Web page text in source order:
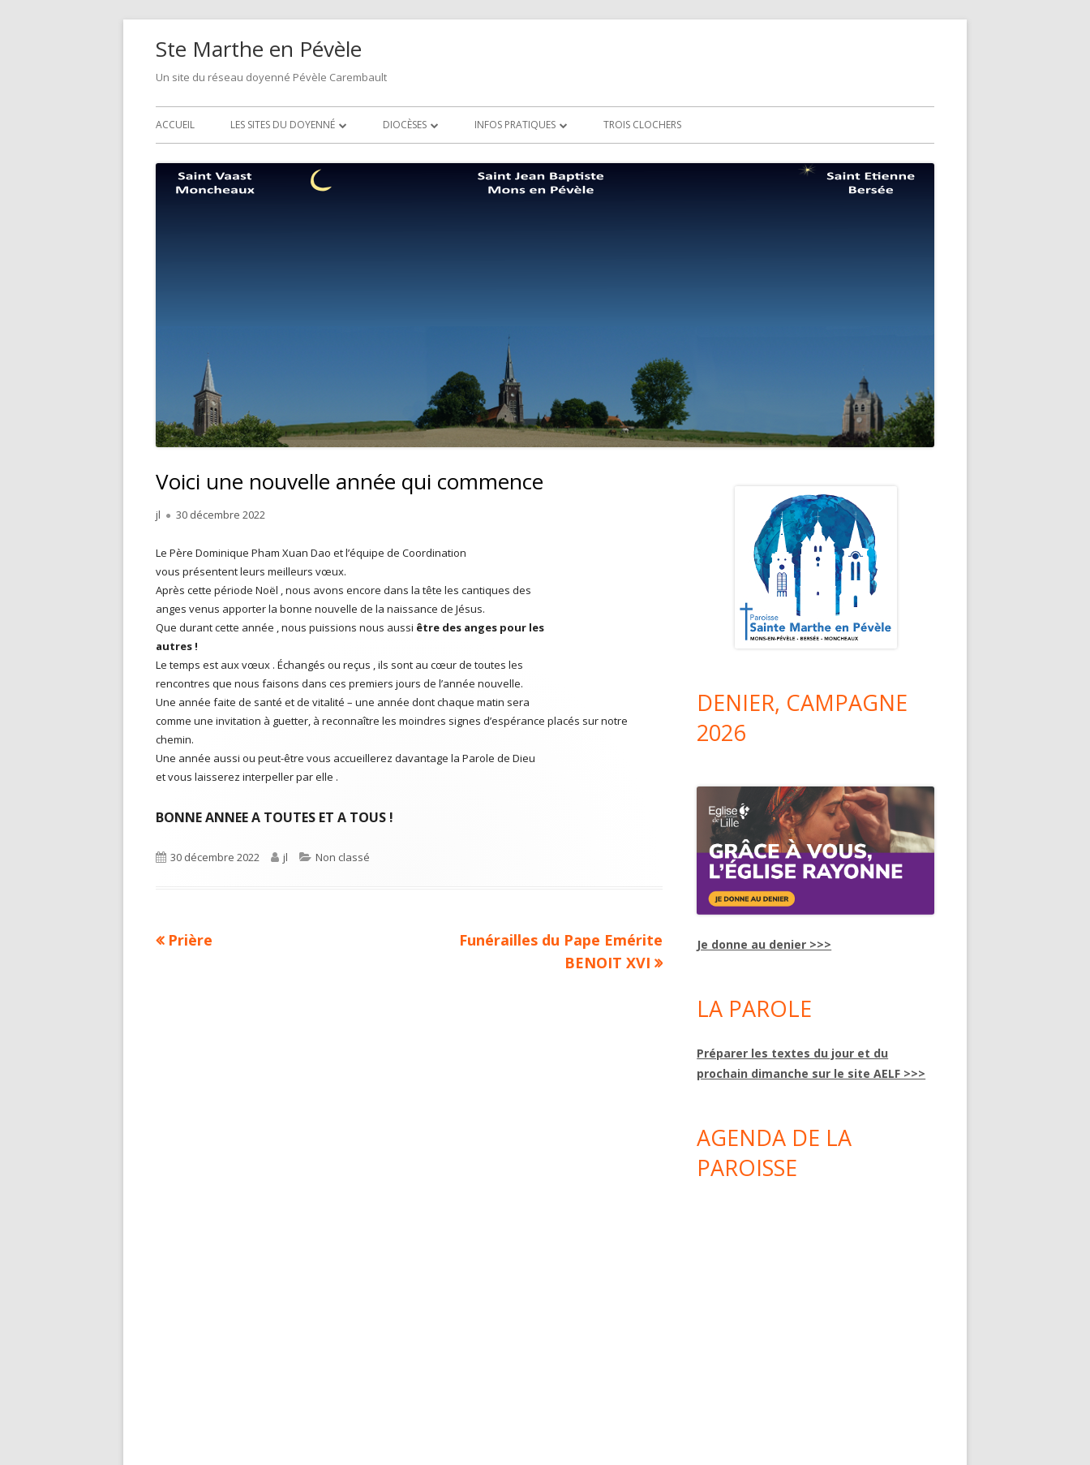
Ste Marthe en Pévèle
Un site du réseau doyenné Pévèle Carembault
Menu
principal
ACCUEIL LES SITES DU DOYENNÉ
SAINTS APÔTRES
DIOCÈSES
ARRAS
INFOS PRATIQUES
SAINTE MARTHE
TROIS CLOCHERS
Voici une nouvelle année qui commence
Auteur
jl
Publié
30 décembre 2022
Le Père Dominique Pham Xuan Dao et l’équipe de Coordination
vous présentent leurs meilleurs vœux.
Après cette période Noël , nous avons encore dans la tête les cantiques des
anges venus apporter la bonne nouvelle de la naissance de Jésus.
Que durant cette année , nous puissions nous aussi être des anges pour les
autres !
Le temps est aux vœux . Échangés ou reçus , ils sont au cœur de toutes les
rencontres que nous faisons dans ces premiers jours de l’année nouvelle.
Une année faite de santé et de vitalité – une année dont chaque matin sera
comme une invitation à guetter, à reconnaître les moindres signes d’espérance placés sur notre
chemin.
Une année aussi ou peut-être vous accueillerez davantage la Parole de Dieu
et vous laisserez interpeller par elle .
BONNE ANNEE A TOUTES ET A TOUS !
Publié
30 décembre 2022 Auteur
jl Catégories
Non classé
Navigation
Article
Prière
Article
Funérailles du Pape Emérite
BENOIT XVI
principale
DENIER, CAMPAGNE
2026
Je donne au denier >>>
LA PAROLE
Préparer les textes du jour et du
prochain dimanche sur le site AELF >>>
AGENDA DE LA
PAROISSE